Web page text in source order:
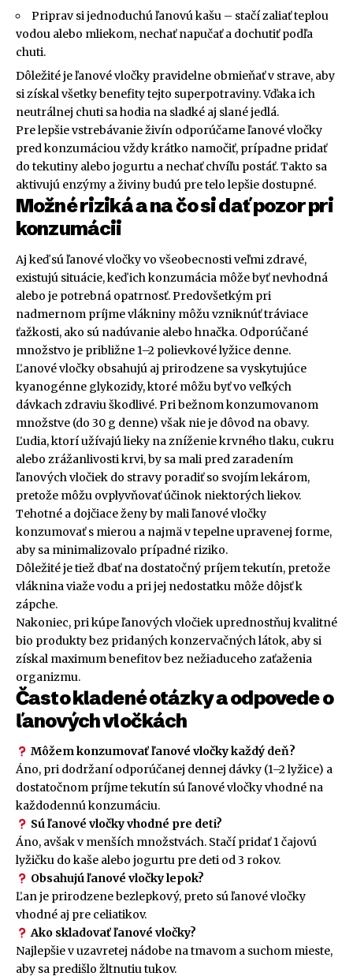
Priprav si jednoduchú ľanovú kašu – stačí zaliať teplou
vodou alebo mliekom, nechať napučať a dochutiť podľa
chuti.
Dôležité je ľanové vločky pravidelne obmieňať v strave, aby
si získal všetky benefity tejto superpotraviny. Vďaka ich
neutrálnej chuti sa hodia na sladké aj slané jedlá.
Pre lepšie vstrebávanie živín odporúčame ľanové vločky
pred konzumáciou vždy krátko namočiť, prípadne pridať
do tekutiny alebo jogurtu a nechať chvíľu postáť. Takto sa
aktivujú enzýmy a živiny budú pre telo lepšie dostupné.
Možné riziká a na čo si dať pozor pri
konzumácii
Aj keď sú ľanové vločky vo všeobecnosti veľmi zdravé,
existujú situácie, keď ich konzumácia môže byť nevhodná
alebo je potrebná opatrnosť. Predovšetkým pri
nadmernom príjme vlákniny môžu vzniknúť tráviace
ťažkosti, ako sú nadúvanie alebo hnačka. Odporúčané
množstvo je približne 1–2 polievkové lyžice denne.
Ľanové vločky obsahujú aj prirodzene sa vyskytujúce
kyanogénne glykozidy, ktoré môžu byť vo veľkých
dávkach zdraviu škodlivé. Pri bežnom konzumovanom
množstve (do 30 g denne) však nie je dôvod na obavy.
Ľudia, ktorí užívajú lieky na zníženie krvného tlaku, cukru
alebo zrážanlivosti krvi, by sa mali pred zaradením
ľanových vločiek do stravy poradiť so svojím lekárom,
pretože môžu ovplyvňovať účinok niektorých liekov.
Tehotné a dojčiace ženy by mali ľanové vločky
konzumovať s mierou a najmä v tepelne upravenej forme,
aby sa minimalizovalo prípadné riziko.
Dôležité je tiež dbať na dostatočný príjem tekutín, pretože
vláknina viaže vodu a pri jej nedostatku môže dôjsť k
zápche.
Nakoniec, pri kúpe ľanových vločiek uprednostňuj kvalitné
bio produkty bez pridaných konzervačných látok, aby si
získal maximum benefitov bez nežiaduceho zaťaženia
organizmu.
Často kladené otázky a odpovede o
ľanových vločkách
Môžem konzumovať ľanové vločky každý deň?
Áno, pri dodržaní odporúčanej dennej dávky (1–2 lyžice) a
dostatočnom príjme tekutín sú ľanové vločky vhodné na
každodennú konzumáciu.
Sú ľanové vločky vhodné pre deti?
Áno, avšak v menších množstvách. Stačí pridať 1 čajovú
lyžičku do kaše alebo jogurtu pre deti od 3 rokov.
Obsahujú ľanové vločky lepok?
Ľan je prirodzene bezlepkový, preto sú ľanové vločky
vhodné aj pre celiatikov.
Ako skladovať ľanové vločky?
Najlepšie v uzavretej nádobe na tmavom a suchom mieste,
aby sa predišlo žltnutiu tukov.